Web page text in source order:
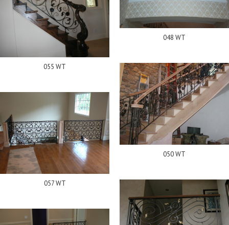
055 WT
057 WT
048 WT
050 WT